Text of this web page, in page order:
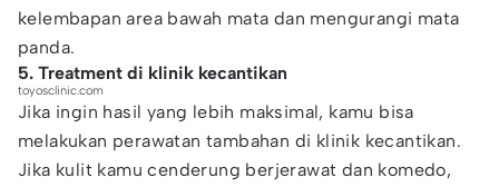
kelembapan area bawah mata dan mengurangi mata
panda.
5. Treatment di klinik kecantikan
toyosclinic.com
Jika ingin hasil yang lebih maksimal, kamu bisa
melakukan perawatan tambahan di klinik kecantikan.
Jika kulit kamu cenderung berjerawat dan komedo,